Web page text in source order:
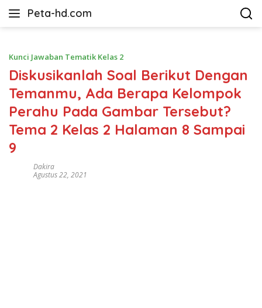
Peta-hd.com
Kumpulan
HD
Kunci Jawaban Tematik Kelas 2
Diskusikanlah Soal Berikut Dengan
Temanmu, Ada Berapa Kelompok
Perahu Pada Gambar Tersebut?
Tema 2 Kelas 2 Halaman 8 Sampai
9
Dakira
Agustus 22, 2021